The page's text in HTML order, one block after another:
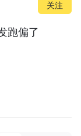
关注
跑偏了